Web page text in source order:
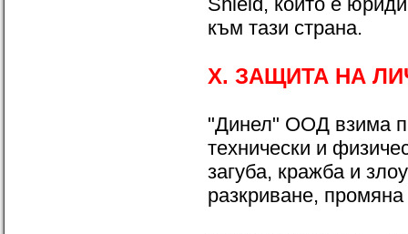
към тази страна.
X. ЗАЩИТА НА
"Динел" ООД взима
технически и
загуба, кражба и
разкриване,